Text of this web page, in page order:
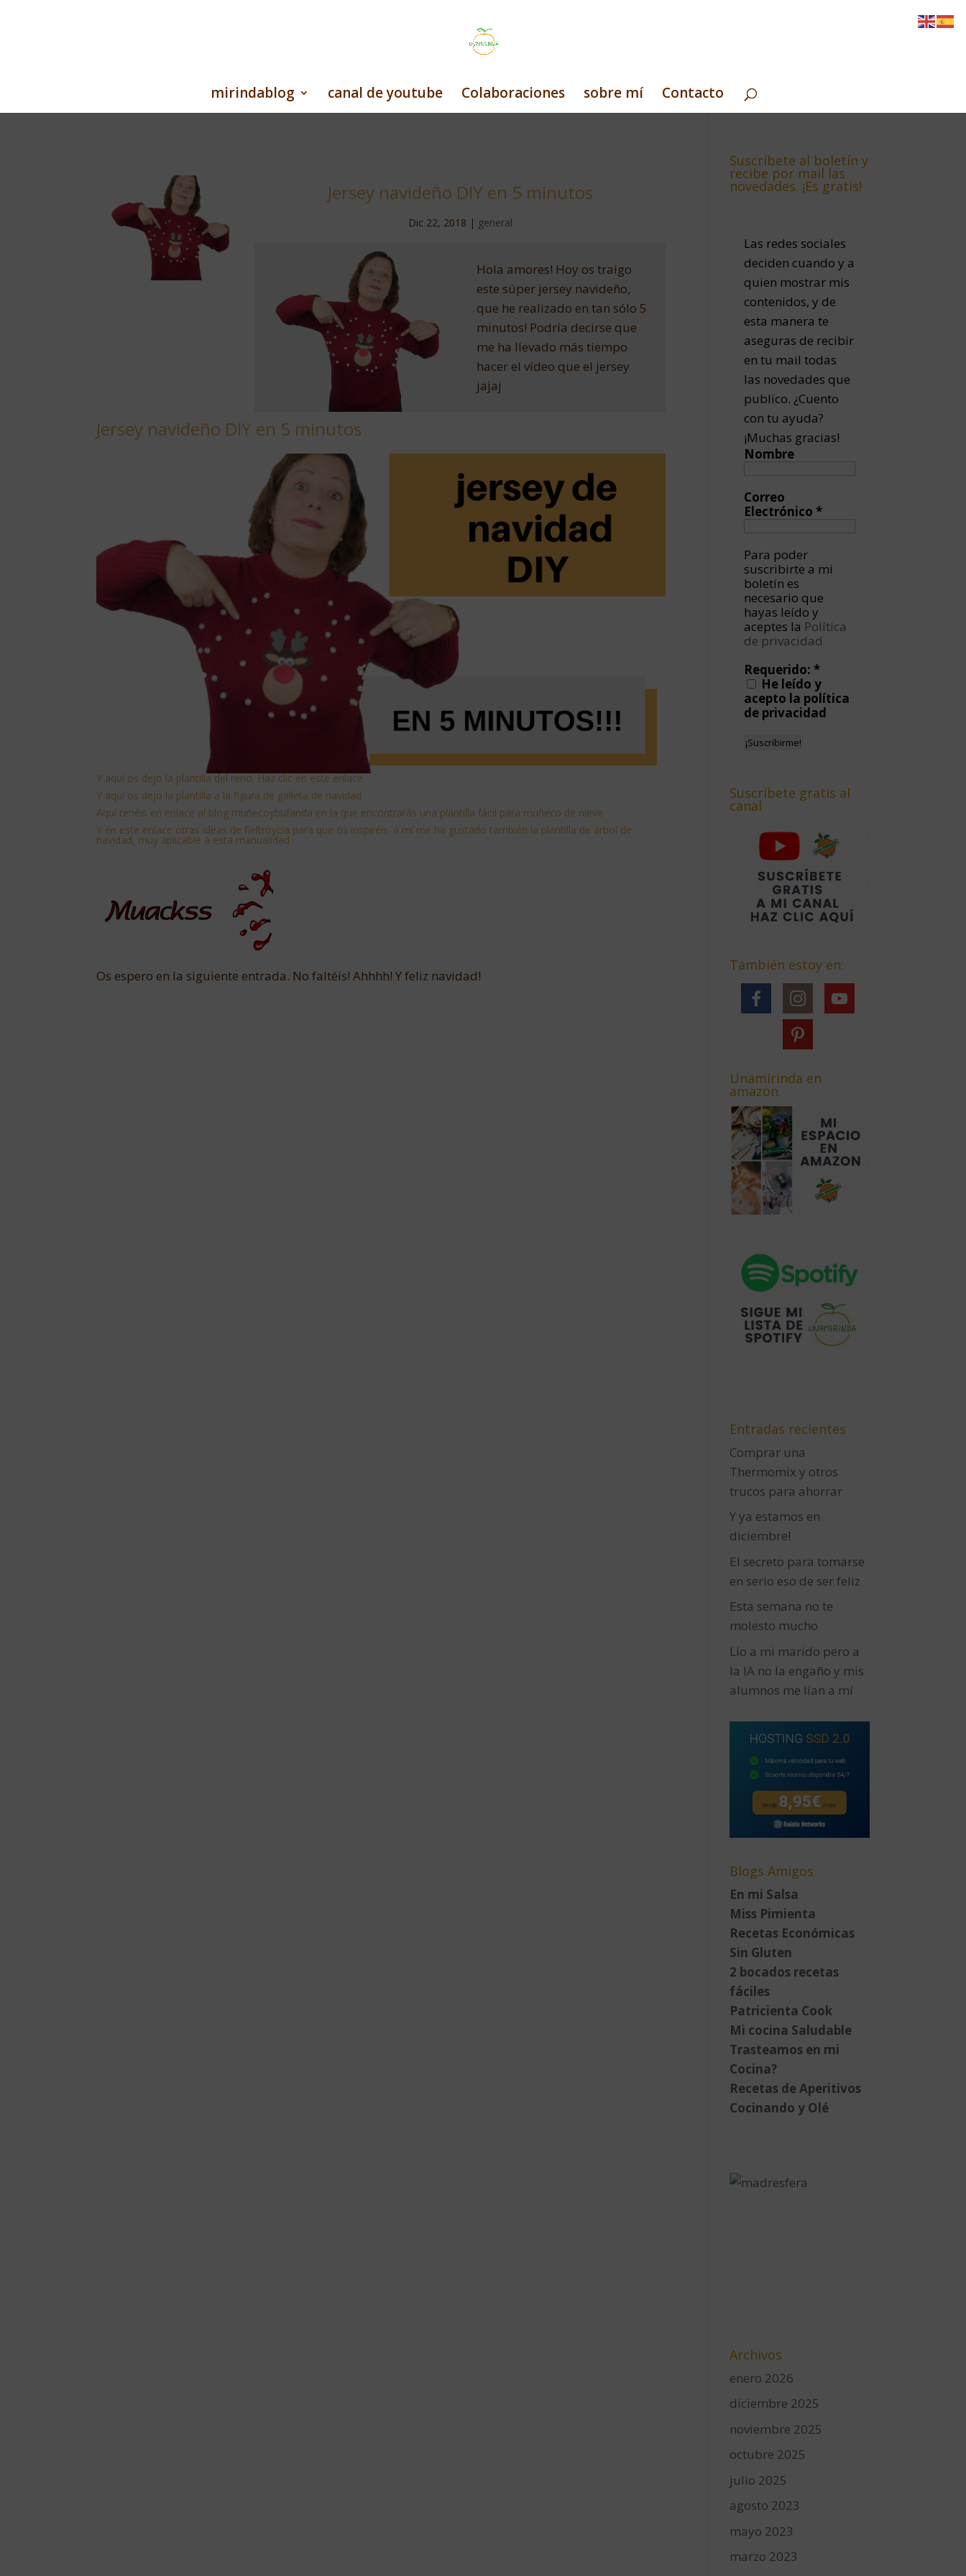
mirindablog canal de youtube Colaboraciones sobre mí Contacto
Jersey navideño DIY en 5 minutos
Dic 22, 2018 | general
Hola amores! Hoy os traigo
este súper jersey navideño,
que he realizado en tan sólo 5
minutos! Podría decirse que
me ha llevado más tiempo
hacer el vídeo que el jersey
jajaj
Jersey navideño DIY en 5 minutos
Y aquí os dejo la plantilla del reno. Haz clic en este enlace
Y aquí os dejo la plantilla a la figura de galleta de navidad
Aquí tenéis en enlace al blog muñecoybufanda en la que encontrarás una plantilla fácil para muñeco de nieve
Y en este enlace otras ideas de fieltroycia para que os inspiréis. a mí me ha gustado también la plantilla de árbol de
navidad, muy aplicable a esta manualidad
Os espero en la siguiente entrada. No faltéis! Ahhhh! Y feliz navidad!
Suscríbete al boletín y
recibe por mail las
novedades. ¡Es gratis!
Las redes sociales
deciden cuando y a
quien mostrar mis
contenidos, y de
esta manera te
aseguras de recibir
en tu mail todas
las novedades que
publico. ¿Cuento
con tu ayuda?
¡Muchas gracias!
Nombre
Correo
Electrónico*
Para poder
suscribirte a mi
boletín es
necesario que
hayas leído y
aceptes la Política
de privacidad
Requerido:*
He leído y
acepto la política
de privacidad
Suscríbete gratis al
canal
También estoy en:
Unamirinda en
amazon
Entradas recientes
Comprar una
Thermomix y otros
trucos para ahorrar
Y ya estamos en
diciembre!
El secreto para tomarse
en serio eso de ser feliz
Esta semana no te
molesto mucho
Lío a mi marido pero a
la IA no la engaño y mis
alumnos me lían a mí
Blogs Amigos
En mi Salsa
Miss Pimienta
Recetas Económicas
Sin Gluten
2 bocados recetas
fáciles
Patricienta Cook
Mi cocina Saludable
Trasteamos en mi
Cocina?
Recetas de Aperitivos
Cocinando y Olé
Archivos
enero 2026
diciembre 2025
noviembre 2025
octubre 2025
julio 2025
agosto 2023
mayo 2023
marzo 2023